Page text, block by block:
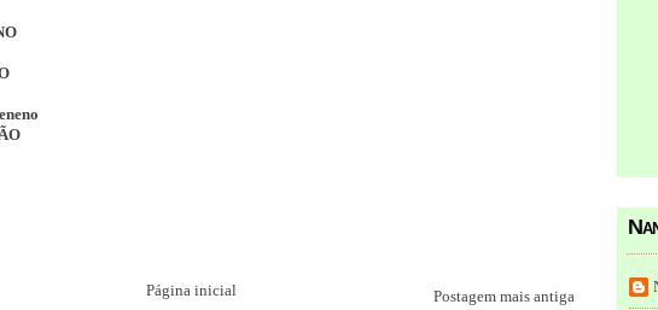
Postagem mais antiga
Página inicial